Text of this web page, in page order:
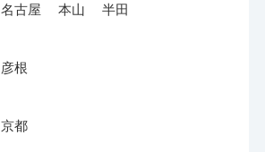
名古屋 本山 半田
彦根
京都